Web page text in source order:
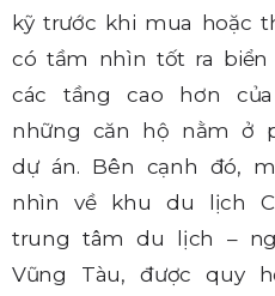
kỹ trước khi mua hoặc
có tầm nhìn tốt ra biển
các tầng cao hơn
những căn hộ nằm ở
dự án. Bên cạnh đó,
nhìn về khu du lịch
trung tâm du lịch –
Vũng Tàu, được quy